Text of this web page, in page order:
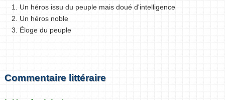
1. Un héros issu du peuple mais doué d'intelligence
2. Un héros noble
3. Éloge du peuple
Commentaire littéraire